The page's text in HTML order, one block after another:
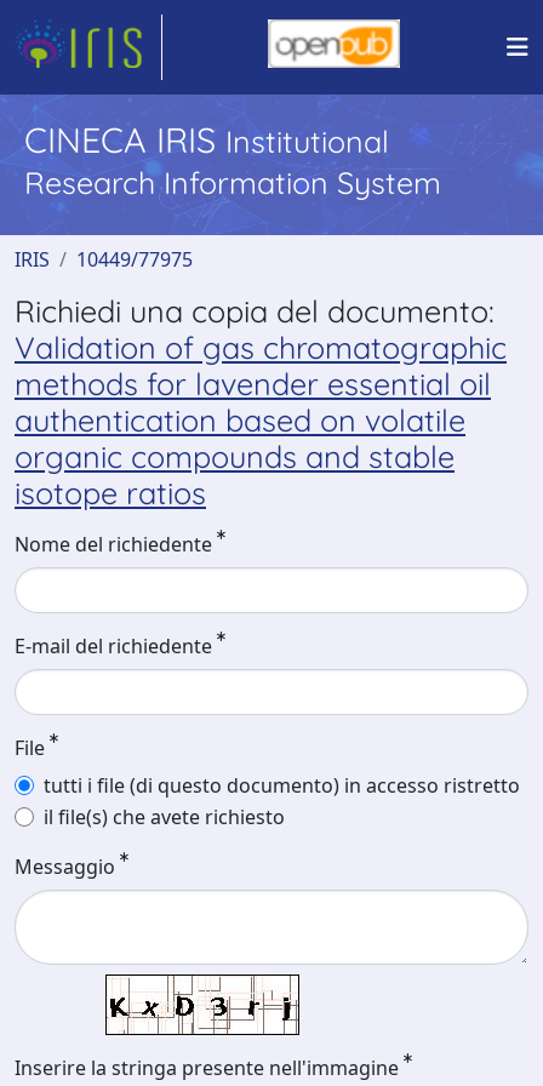
CINECA IRIS Institutional
Research Information System
IRIS 10449/77975
Richiedi una copia del documento:
Validation of gas chromatographic
methods for lavender essential oil
authentication based on volatile
organic compounds and stable
isotope ratios
Nome del richiedente
E-mail del richiedente
File
tutti i file (di questo documento) in accesso ristretto
il file(s) che avete richiesto
Messaggio
Inserire la stringa presente nell'immagine